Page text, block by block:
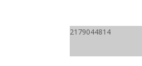
2179044814